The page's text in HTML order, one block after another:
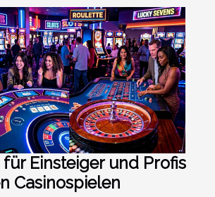
Einsteiger und Profis
Casinospielen